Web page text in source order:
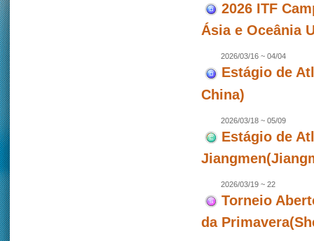
2026 ITF
Ásia e Oceânia
2026/03/16 ~ 04/04
Estágio de
China)
2026/03/18 ~ 05/09
Estágio de
2026/03/19 ~ 22
Torneio
da